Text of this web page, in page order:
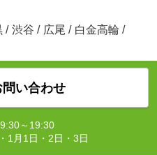
/ 渋谷 / 広尾 / 白金高輪 /
い合わせ
9:30～19:30
1月1日・2日・3日